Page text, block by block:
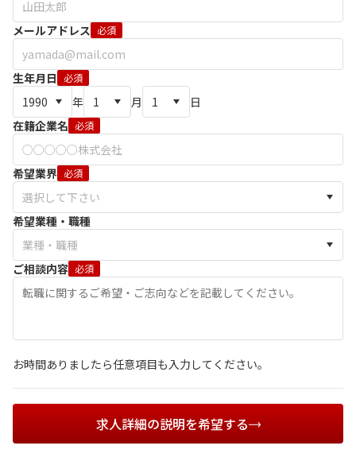
メールアドレス 必須
生年月日 必須
年 月
日
在籍企業名 必須
希望業界 必須
希望業種・職種
ご相談内容 必須
お時間ありましたら任意項目も入力してください。
求人詳細の説明を希望する